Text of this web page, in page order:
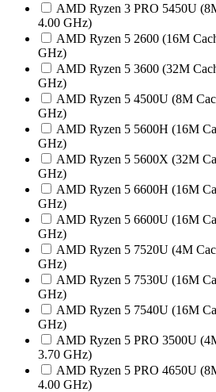
AMD Ryzen 3 PRO 5450U
4.00 GHz)
AMD Ryzen 5 2600 (16M
GHz)
AMD Ryzen 5 3600 (32M
GHz)
AMD Ryzen 5 4500U (8M
GHz)
AMD Ryzen 5 5600H (16M
GHz)
AMD Ryzen 5 5600X (32M
GHz)
AMD Ryzen 5 6600H (16M
GHz)
AMD Ryzen 5 6600U (16M
GHz)
AMD Ryzen 5 7520U (4M
GHz)
AMD Ryzen 5 7530U (16M
GHz)
AMD Ryzen 5 7540U (16M
GHz)
AMD Ryzen 5 PRO 3500U
3.70 GHz)
AMD Ryzen 5 PRO 4650U
4.00 GHz)